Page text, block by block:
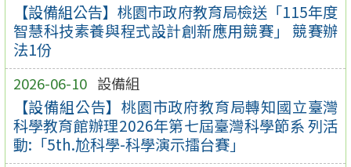
【設備組公告】桃園市政府教育局檢送「115年度
智慧科技素養與程式設計創新應用競賽」 競賽辦
法1份
2026-06-10 設備組
【設備組公告】桃園市政府教育局轉知國立臺灣
科學教育館辦理2026年第七屆臺灣科學節系 列活
動:「5th.尬科學-科學演示擂台賽」